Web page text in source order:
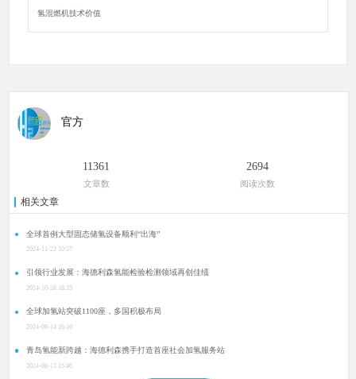
氢混燃机技术价值
官方
11361
文章数
2694
阅读次数
相关文章
全球首例大型固态储氢设备顺利“出海”
2024-11-22 10:57
引领行业发展：海德利森氢能检验检测领域再创佳绩
2024-10-28 18:35
全球加氢站突破1100座，多国积极布局
2024-08-14 16:16
青岛氢能新跨越：海德利森携手打造首座社会加氢服务站
2024-08-13 15:46